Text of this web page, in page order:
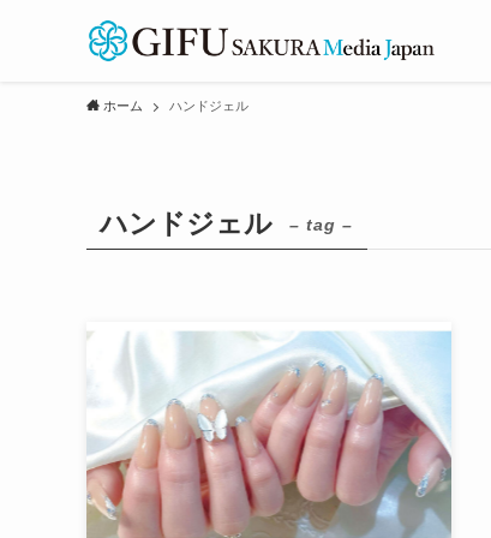
ホーム ハンドジェル
ハンドジェル – tag –